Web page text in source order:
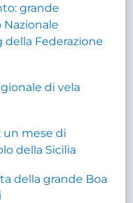
grande
Federazione
di vela
un mese di
della Sicilia
della grande Boa